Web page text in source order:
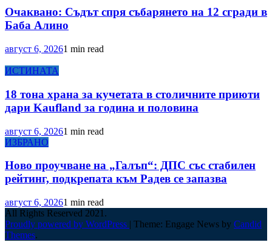
Очаквано: Съдът спря събарянето на 12 сгради в
Баба Алино
август 6, 20261 min read
ИСТИНАТА
18 тона храна за кучетата в столичните приюти
дари Kaufland за година и половина
август 6, 20261 min read
ИЗБРАНО
Ново проучване на „Галъп“: ДПС със стабилен
рейтинг, подкрепата към Радев се запазва
август 6, 20261 min read
All Rights Reserved 2021.
Proudly powered by WordPress | Theme: Engage News by Candid
Themes.